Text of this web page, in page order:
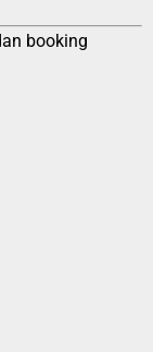
booking